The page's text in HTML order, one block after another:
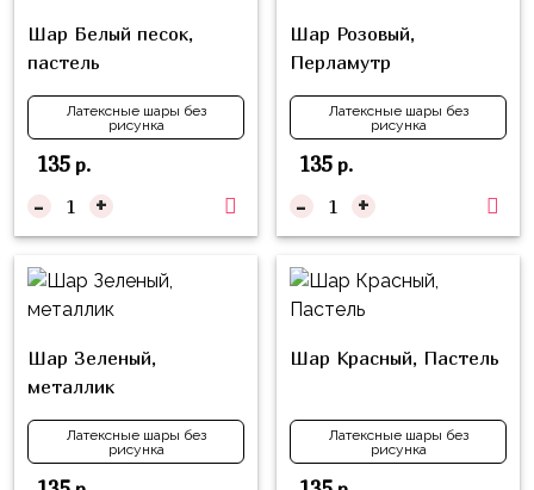
Шар Белый песок,
пастель
Латексные шары без
рисунка
135р.
- +
Шар Розовый,
Перламутр
Латексные шары без
рисунка
135р.
- +
Шар Зеленый,
металлик
Латексные шары без
рисунка
Шар Красный, Пастель
Латексные шары без
рисунка
Фольгированные
шары
рисунком
Фольгированные
из
шаров
Цифры
с
декором
или
Девочка
Пеппа
Смешарики/
Малышарики
Холодное
Сердце
Пони
Боб
Буба
Лунтик